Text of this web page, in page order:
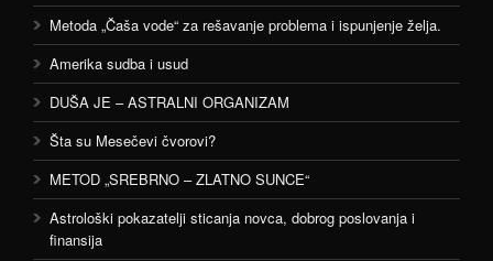
Metoda „Čaša vode“ za rešavanje problema i ispunjenje želja.
Amerika sudba i usud
DUŠA JE – ASTRALNI ORGANIZAM
Šta su Mesečevi čvorovi?
METOD „SREBRNO – ZLATNO SUNCE“
Astrološki pokazatelji sticanja novca, dobrog poslovanja i
finansija